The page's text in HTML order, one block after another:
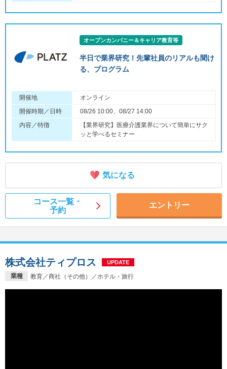
オープンカンパニー＆キャリア教育等
半日で業界研究！先輩社員のリアルも聞け
る、プログラム
開催地
オンライン
開催時期／日時
08/26 10:00、08/27 14:00
内容／特徴
【業界研究】医療介護業界について簡単にサク
ッと学べるセミナー
気になる
コース一覧・
予約
エントリー
業種 教育／商社（その他）／ホテル・旅行
株式会社ティプロス UPDATE